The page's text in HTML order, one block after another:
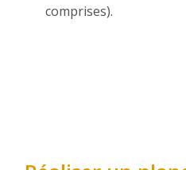
comprises).